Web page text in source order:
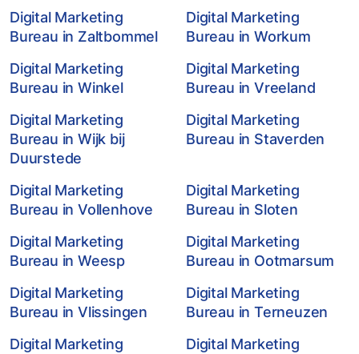
Digital Marketing
Bureau in Zaltbommel
Digital Marketing
Bureau in Workum
Digital Marketing
Bureau in Winkel
Digital Marketing
Bureau in Vreeland
Digital Marketing
Bureau in Wijk bij
Duurstede
Digital Marketing
Bureau in Staverden
Digital Marketing
Bureau in Vollenhove
Digital Marketing
Bureau in Sloten
Digital Marketing
Bureau in Weesp
Digital Marketing
Bureau in Ootmarsum
Digital Marketing
Bureau in Vlissingen
Digital Marketing
Bureau in Terneuzen
Digital Marketing
Digital Marketing